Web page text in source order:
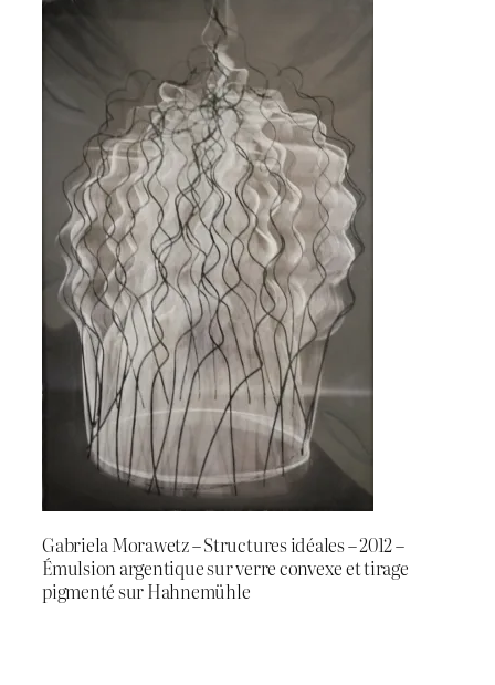
Gabriela Morawetz – Structures idéales – 2012 –
Émulsion argentique sur verre convexe et tirage
pigmenté sur Hahnemühle